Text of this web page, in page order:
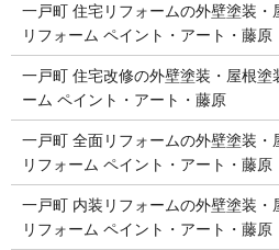
一戸町 住宅リフォームの外壁塗装
リフォーム ペイント・アート・藤原
一戸町 住宅改修の外壁塗装・屋根塗
ーム ペイント・アート・藤原
一戸町 全面リフォームの外壁塗装
リフォーム ペイント・アート・藤原
一戸町 内装リフォームの外壁塗装
リフォーム ペイント・アート・藤原